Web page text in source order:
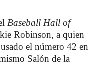
Baseball Hall of
Robinson, a quien
el número 42 en
Salón de la